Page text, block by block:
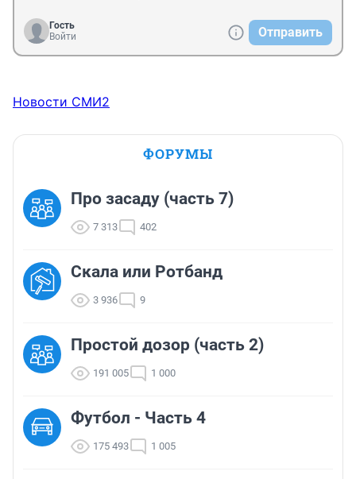
Гость
Войти
Отправить
Новости СМИ2
ФОРУМЫ
Про засаду (часть 7)
7 313 402
Скала или Ротбанд
3 936 9
Простой дозор (часть 2)
191 005 1 000
Футбол - Часть 4
175 493 1 005